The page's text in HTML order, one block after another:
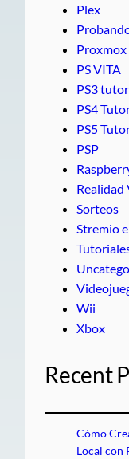
Plex
Proxmox
PS VITA
PS3
PS4
PS5
PSP
Realidad
Sorteos
Stremio
Wii
Xbox
Recent
Cómo
Local con